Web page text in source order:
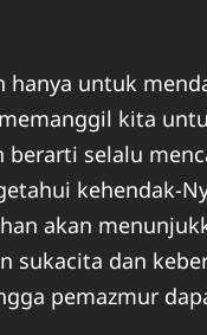
hanya untuk
kita
selalu
kehendak-
akan
sukacita dan
pemazmur